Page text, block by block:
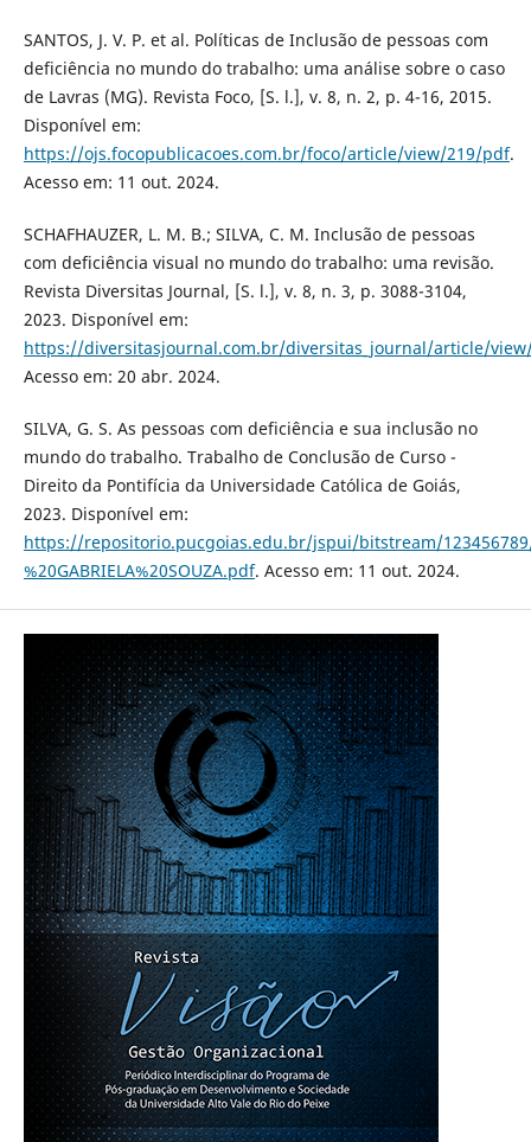
SANTOS, J. V. P. et al. Políticas de Inclusão de pessoas com
deficiência no mundo do trabalho: uma análise sobre o caso
de Lavras (MG). Revista Foco, [S. l.], v. 8, n. 2, p. 4-16, 2015.
Disponível em:
https://ojs.focopublicacoes.com.br/foco/article/view/219/pdf.
Acesso em: 11 out. 2024.
SCHAFHAUZER, L. M. B.; SILVA, C. M. Inclusão de pessoas
com deficiência visual no mundo do trabalho: uma revisão.
Revista Diversitas Journal, [S. l.], v. 8, n. 3, p. 3088-3104,
2023. Disponível em:
https://diversitasjournal.com.br/diversitas_journal/article/
Acesso em: 20 abr. 2024.
SILVA, G. S. As pessoas com deficiência e sua inclusão no
mundo do trabalho. Trabalho de Conclusão de Curso -
Direito da Pontifícia da Universidade Católica de Goiás,
2023. Disponível em:
https://repositorio.pucgoias.edu.br/jspui/bitstream/
%20GABRIELA%20SOUZA.pdf. Acesso em: 11 out. 2024.